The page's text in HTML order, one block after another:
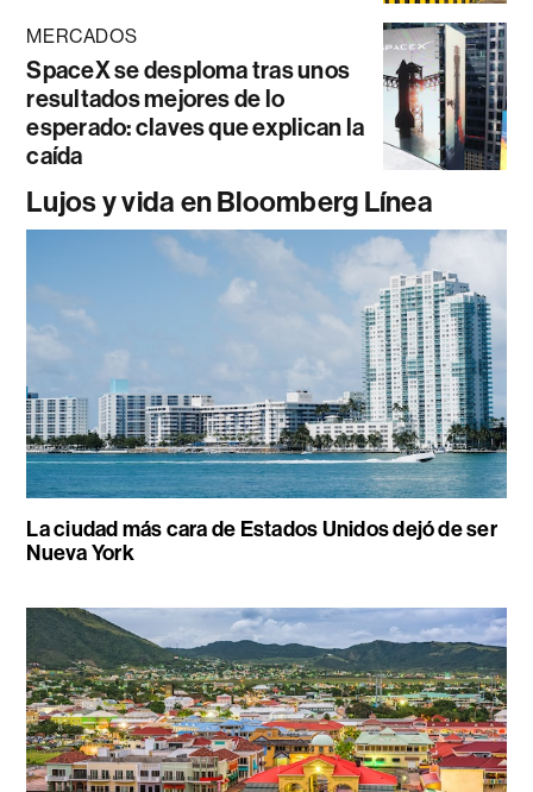
MERCADOS
SpaceX se desploma tras unos
resultados mejores de lo
esperado: claves que explican la
caída
Lujos y vida en Bloomberg Línea
La ciudad más cara de Estados Unidos dejó de ser
Nueva York